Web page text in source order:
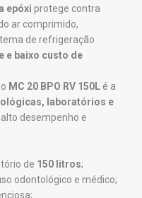
epóxi protege contra
ar comprimido,
de refrigeração
e baixo custo de
MC 20 BPO RV 150L é a
laboratórios e
desempenho e
de 150 litros;
odontológico e médico;